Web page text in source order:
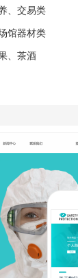
、交易类
场馆器材类
、茶酒